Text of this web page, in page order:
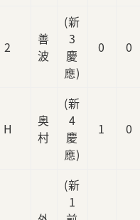
2
善
波
(新
3
慶
應)
0 0
H
奥
村
(新
4
慶
應)
1 0
(新
1